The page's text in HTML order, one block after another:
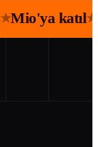
★Mio'ya katıl★